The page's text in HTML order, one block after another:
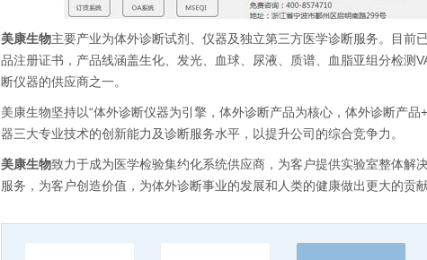
美康生物主要产业为体外诊断试剂、仪器及独立第三方医学诊断服务。目
品注册证书，产品线涵盖生化、发光、血球、尿液、质谱、血脂亚组分检测
断仪器的供应商之一。
美康生物坚持以“体外诊断仪器为引擎，体外诊断产品为核心，体外诊断产
器三大专业技术的创新能力及诊断服务水平，以提升公司的综合竞争力。
美康生物致力于成为医学检验集约化系统供应商，为客户提供实验室整体解
服务，为客户创造价值，为体外诊断事业的发展和人类的健康做出更大的贡